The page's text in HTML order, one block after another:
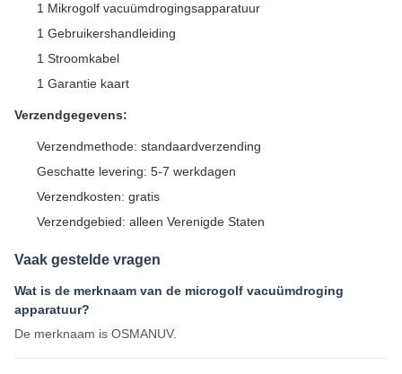
1 Mikrogolf vacuümdrogingsapparatuur
1 Gebruikershandleiding
1 Stroomkabel
1 Garantie kaart
Verzendgegevens:
Verzendmethode: standaardverzending
Geschatte levering: 5-7 werkdagen
Verzendkosten: gratis
Verzendgebied: alleen Verenigde Staten
Vaak gestelde vragen
Wat is de merknaam van de microgolf vacuümdroging
apparatuur?
De merknaam is OSMANUV.